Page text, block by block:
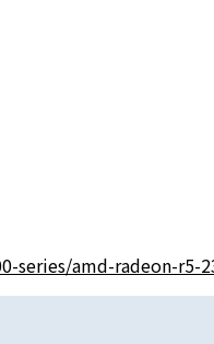
series/amd-radeon-r5-